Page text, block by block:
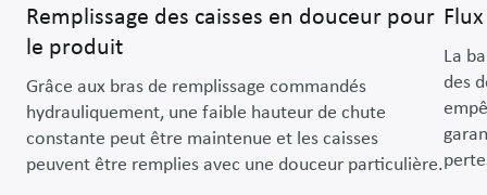
Remplissage des caisses en douceur pour
le produit
Grâce aux bras de remplissage commandés
hydrauliquement, une faible hauteur de chute
constante peut être maintenue et les caisses
peuvent être remplies avec une douceur particulière.
La
des